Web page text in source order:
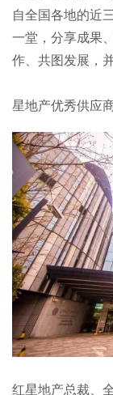
自全国各地的近
一堂，分享成果
作、共图发展，
星地产优秀供应
红星地产总裁、